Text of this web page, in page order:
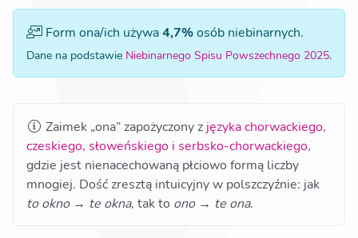
Form ona/ich używa 4,7% osób niebinarnych.
Dane na podstawie Niebinarnego Spisu Powszechnego 2025.
Zaimek „ona” zapożyczony z języka chorwackiego,
czeskiego, słoweńskiego i serbsko-chorwackiego,
gdzie jest nienacechowaną płciowo formą liczby
mnogiej. Dość zresztą intuicyjny w polszczyźnie: jak
to okno → te okna, tak to ono → te ona.